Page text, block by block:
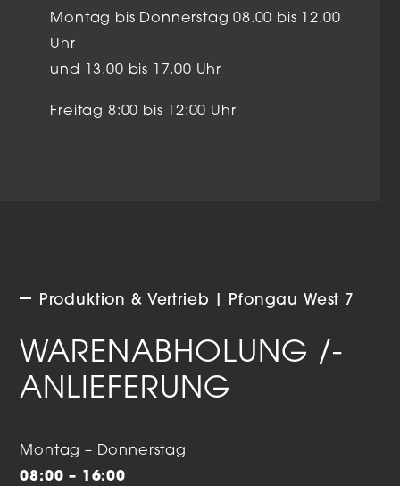
Montag bis Donnerstag 08.00 bis 12.00
Uhr
und 13.00 bis 17.00 Uhr
Freitag 8:00 bis 12:00 Uhr
Produktion & Vertrieb | Pfongau West 7
WARENABHOLUNG /-
ANLIEFERUNG
Montag – Donnerstag
08:00 – 16:00